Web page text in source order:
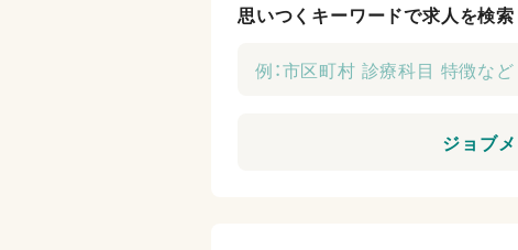
思いつくキーワードで求人を検
ジョブ